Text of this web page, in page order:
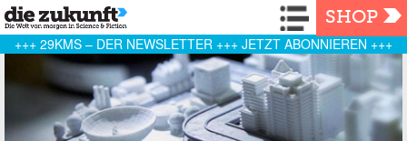
Navigation
SHOP
+++ 29KMS – DER NEWSLETTER +++ JETZT ABONNIEREN +++